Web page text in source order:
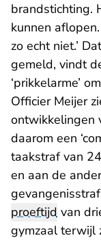
brandstichting.
kunnen
zo echt niet.’
gemeld, vindt
‘prikkelarme’
Officier Meijer
ontwikkelingen
daarom een
taakstraf van
en aan de
proeftijd van
gymzaal terwijl